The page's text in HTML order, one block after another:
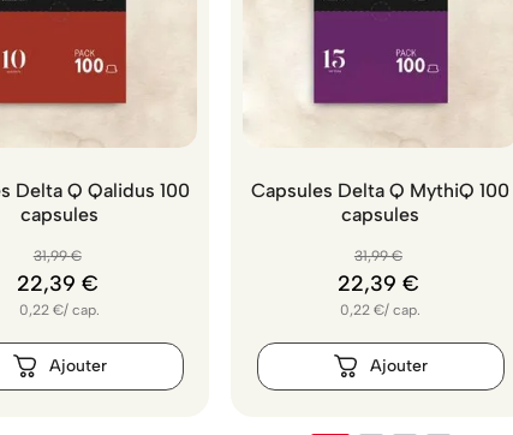
Delta Q Qalidus 100
capsules
31,99 €
22,39 €
0,22 €/cap.
Capsules Delta Q MythiQ 100
capsules
31,99 €
22,39 €
0,22 €/cap.